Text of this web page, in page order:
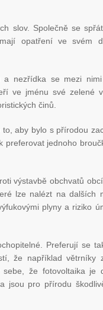
slov. Společně se
opatření ve svém
nezřídka se mezi
ve jménu své zelené
činů.
aby bylo s přírodou
preferovat jednoho
výstavbě obchvatů
lze nalézt na dalších
plyny a riziko
Preferují se
že například větrníky
sebe, že fotovoltaika je
jsou pro přírodu